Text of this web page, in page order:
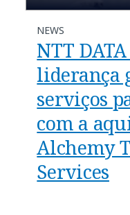
NEWS
NTT
liderança
serviços
com a
Alchemy
Services